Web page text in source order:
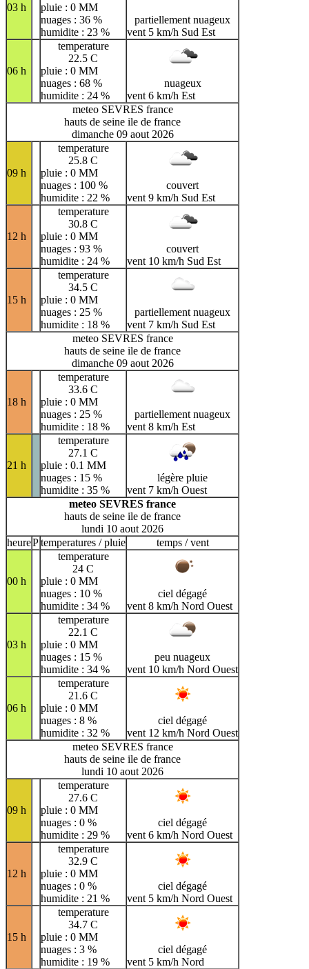
03 h
pluie : 0 MM
nuages : 36 %
humidite : 23 %
partiellement nuageux
vent 5 km/h Sud Est
06 h
temperature
22.5 C
pluie : 0 MM
nuages : 68 %
humidite : 24 %
nuageux
vent 6 km/h Est
meteo SEVRES france
hauts de seine ile de france
dimanche 09 aout 2026
09 h
temperature
25.8 C
pluie : 0 MM
nuages : 100 %
humidite : 22 %
couvert
vent 9 km/h Sud Est
12 h
temperature
30.8 C
pluie : 0 MM
nuages : 93 %
humidite : 24 %
couvert
vent 10 km/h Sud Est
15 h
temperature
34.5 C
pluie : 0 MM
nuages : 25 %
humidite : 18 %
partiellement nuageux
vent 7 km/h Sud Est
meteo SEVRES france
hauts de seine ile de france
dimanche 09 aout 2026
18 h
temperature
33.6 C
pluie : 0 MM
nuages : 25 %
humidite : 18 %
partiellement nuageux
vent 8 km/h Est
21 h
temperature
27.1 C
pluie : 0.1 MM
nuages : 15 %
humidite : 35 %
légère pluie
vent 7 km/h Ouest
meteo SEVRES france
hauts de seine ile de france
lundi 10 aout 2026
heurePtemperatures / pluie temps / vent
00 h
temperature
24 C
pluie : 0 MM
nuages : 10 %
humidite : 34 %
ciel dégagé
vent 8 km/h Nord Ouest
03 h
temperature
22.1 C
pluie : 0 MM
nuages : 15 %
humidite : 34 %
peu nuageux
vent 10 km/h Nord Ouest
06 h
temperature
21.6 C
pluie : 0 MM
nuages : 8 %
humidite : 32 %
ciel dégagé
vent 12 km/h Nord Ouest
meteo SEVRES france
hauts de seine ile de france
lundi 10 aout 2026
09 h
temperature
27.6 C
pluie : 0 MM
nuages : 0 %
humidite : 29 %
ciel dégagé
vent 6 km/h Nord Ouest
12 h
temperature
32.9 C
pluie : 0 MM
nuages : 0 %
humidite : 21 %
ciel dégagé
vent 5 km/h Nord Ouest
15 h
temperature
34.7 C
pluie : 0 MM
nuages : 3 %
humidite : 19 %
ciel dégagé
vent 5 km/h Nord